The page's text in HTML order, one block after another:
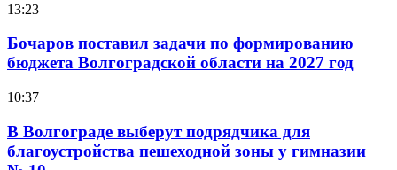
13:23
Бочаров поставил задачи по формированию
бюджета Волгоградской области на 2027 год
10:37
В Волгограде выберут подрядчика для
благоустройства пешеходной зоны у гимназии